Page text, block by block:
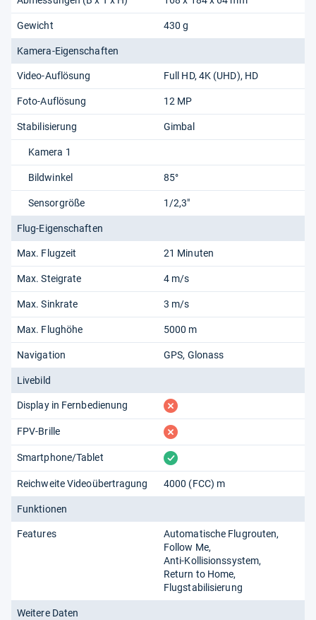
Gewicht 430 g
Kamera-Eigenschaften
Video-Auflösung Full HD 4K (UHD) HD
Foto-Auflösung 12 MP
Stabilisierung Gimbal
Kamera 1
Bildwinkel 85°
Sensorgröße 1/2,3"
Flug-Eigenschaften
Max. Flugzeit 21 Minuten
Max. Steigrate 4 m/s
Max. Sinkrate 3 m/s
Max. Flughöhe 5000 m
Navigation GPS Glonass
Livebild
Display in Fernbedienung fehlt
FPV-Brille fehlt
Smartphone/Tablet vorhanden
Reichweite Videoübertragung 4000 (FCC) m
Funktionen
Features
Automatische Flugrouten
Follow Me
Anti-Kollisionssystem
Return to Home
Flugstabilisierung
Weitere Daten